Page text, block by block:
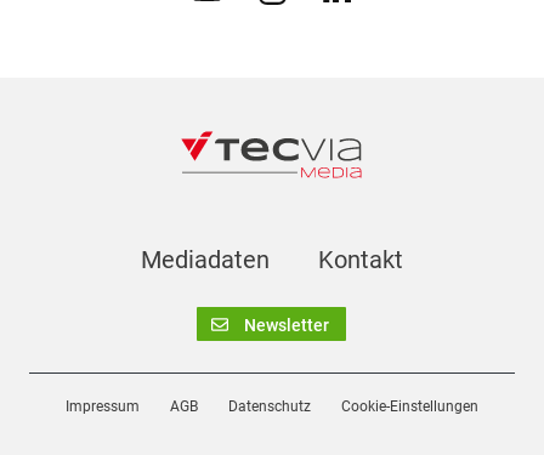
Mediadaten Kontakt
Newsletter
Impressum AGB Datenschutz Cookie-Einstellungen